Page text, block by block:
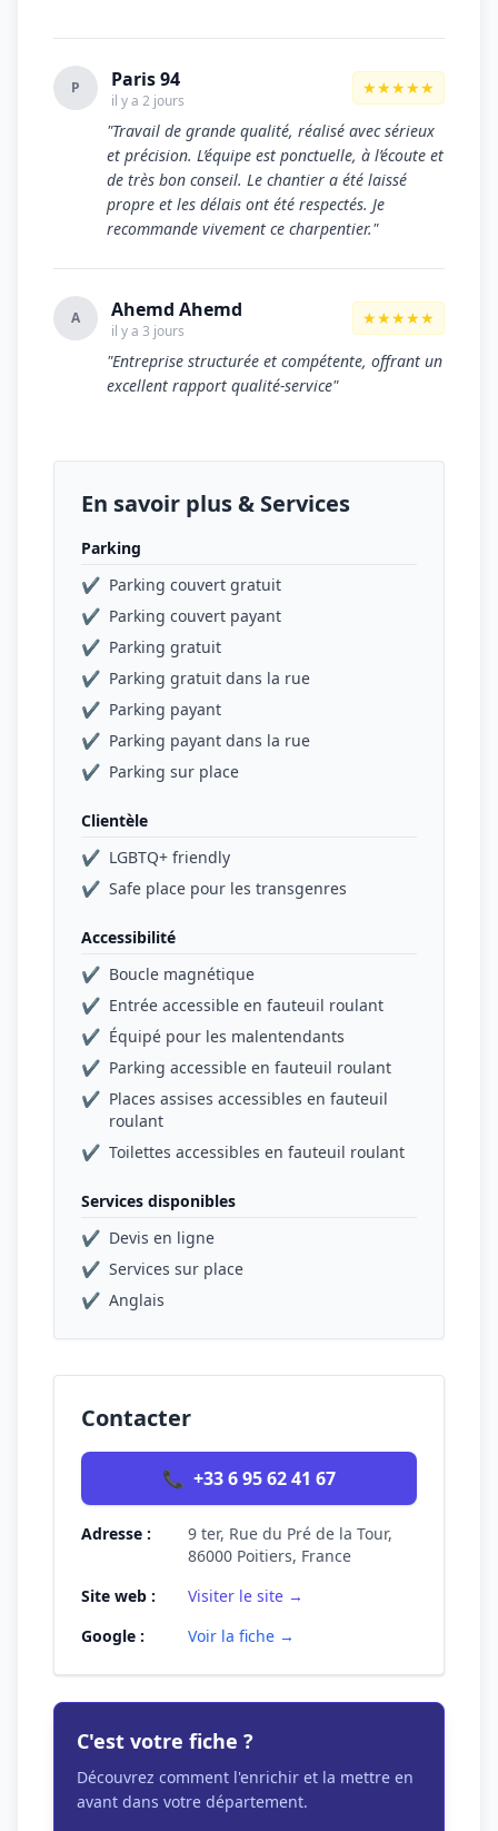
P Paris 94
il y a 2 jours
★★★★★
"Travail de grande qualité, réalisé avec sérieux
et précision. L’équipe est ponctuelle, à l’écoute et
de très bon conseil. Le chantier a été laissé
propre et les délais ont été respectés. Je
recommande vivement ce charpentier."
A Ahemd Ahemd
il y a 3 jours
★★★★★
"Entreprise structurée et compétente, offrant un
excellent rapport qualité-service"
En savoir plus & Services
Parking
✔ Parking couvert gratuit
✔ Parking couvert payant
✔ Parking gratuit
✔ Parking gratuit dans la rue
✔ Parking payant
✔ Parking payant dans la rue
✔ Parking sur place
Clientèle
✔ LGBTQ+ friendly
✔ Safe place pour les transgenres
Accessibilité
✔ Boucle magnétique
✔ Entrée accessible en fauteuil roulant
✔ Équipé pour les malentendants
✔ Parking accessible en fauteuil roulant
✔ Places assises accessibles en fauteuil
roulant
✔ Toilettes accessibles en fauteuil roulant
Services disponibles
✔ Devis en ligne
✔ Services sur place
✔ Anglais
Contacter
📞 +33 6 95 62 41 67
Adresse :
9 ter, Rue du Pré de la Tour,
86000 Poitiers, France
Site web :
Visiter le site →
Google :
Voir la fiche →
C'est votre fiche ?
Découvrez comment l'enrichir et la mettre en
avant dans votre département.